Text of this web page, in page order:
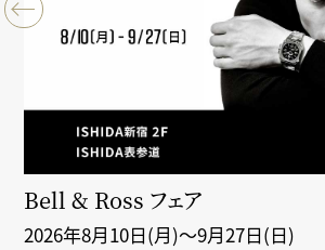
Bell & Ross フェア
2026年8月10日(月)～9月27日(日)